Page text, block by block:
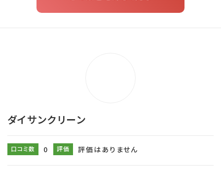
ダイサンクリーン
口コミ数 0 評価 評価はありません